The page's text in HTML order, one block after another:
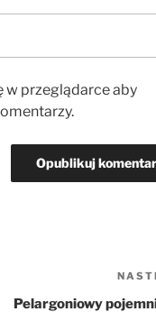
w przeglądarce aby
Pelargoniowy